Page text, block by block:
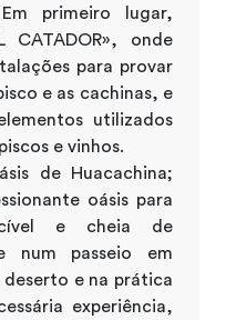
primeiro lugar,
CATADOR», onde
para provar
e as cachinas, e
utilizados
e vinhos.
de Huacachina;
oásis para
e cheia de
num passeio em
deserto e na prática
experiência,